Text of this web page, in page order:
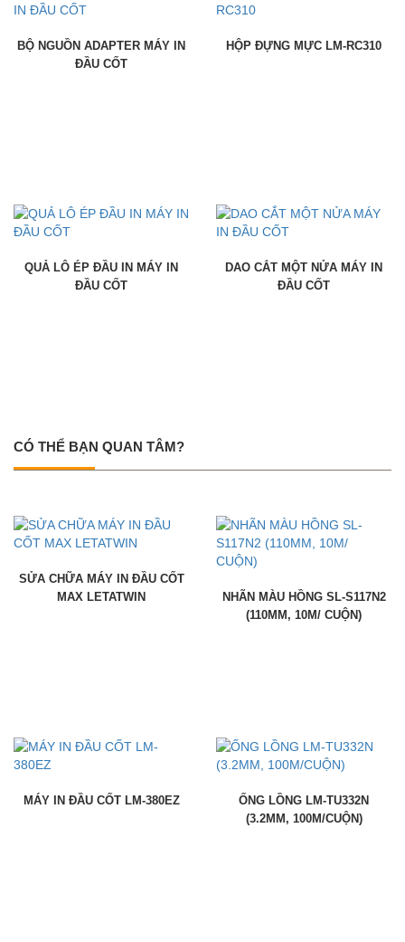
BỘ NGUỒN ADAPTER MÁY IN
ĐẦU CỐT
HỘP ĐỰNG MỰC LM-RC310
QUẢ LÔ ÉP ĐẦU IN MÁY IN
ĐẦU CỐT
DAO CẮT MỘT NỬA MÁY IN
ĐẦU CỐT
CÓ THỂ BẠN QUAN TÂM?
SỬA CHỮA MÁY IN ĐẦU CỐT
MAX LETATWIN
NHÃN MÀU HỒNG SL-S117N2
(110MM, 10M/ CUỘN)
MÁY IN ĐẦU CỐT LM-380EZ
ỐNG LỒNG LM-TU332N
(3.2MM, 100M/CUỘN)